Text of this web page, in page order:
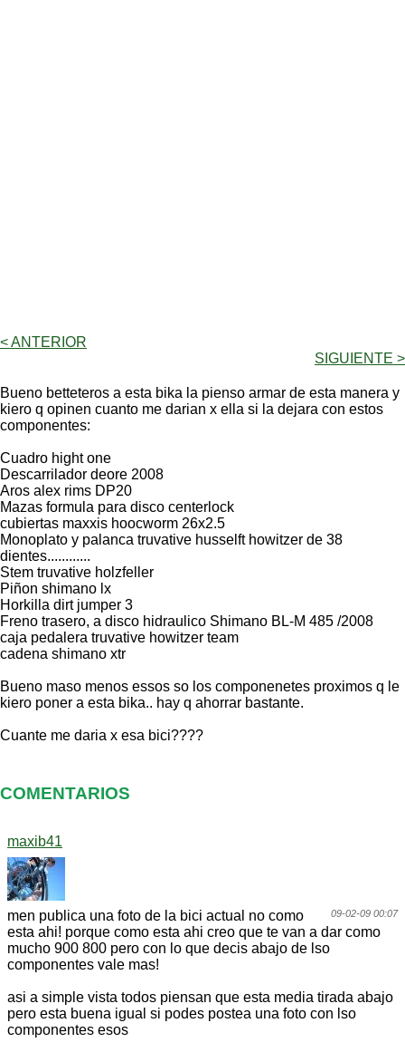
< ANTERIOR
SIGUIENTE >
Bueno betteteros a esta bika la pienso armar de esta manera y
kiero q opinen cuanto me darian x ella si la dejara con estos
componentes:
Cuadro hight one
Descarrilador deore 2008
Aros alex rims DP20
Mazas formula para disco centerlock
cubiertas maxxis hoocworm 26x2.5
Monoplato y palanca truvative husselft howitzer de 38
dientes............
Stem truvative holzfeller
Piñon shimano lx
Horkilla dirt jumper 3
Freno trasero, a disco hidraulico Shimano BL-M 485 /2008
caja pedalera truvative howitzer team
cadena shimano xtr
Bueno maso menos essos so los componenetes proximos q le
kiero poner a esta bika.. hay q ahorrar bastante.
Cuante me daria x esa bici????
COMENTARIOS
maxib41
09-02-09 00:07
men publica una foto de la bici actual no como
esta ahi! porque como esta ahi creo que te van a dar como
mucho 900 800 pero con lo que decis abajo de lso
componentes vale mas!
asi a simple vista todos piensan que esta media tirada abajo
pero esta buena igual si podes postea una foto con lso
componentes esos